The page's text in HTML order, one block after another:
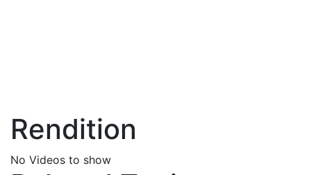
Rendition
No Videos to show